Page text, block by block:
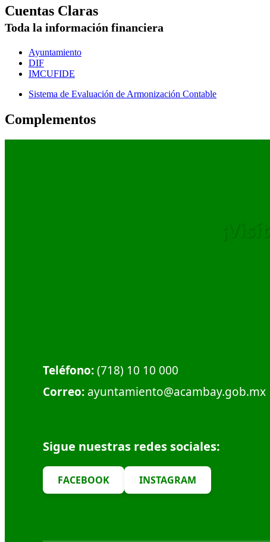
Cuentas Claras
Toda la información financiera
Ayuntamiento
DIF
IMCUFIDE
Sistema de Evaluación de Armonización Contable
Complementos
Teléfono:(718) 10 10 000
Correo: ayuntamiento@acambay.gob.mx
Sigue nuestras redes sociales:
FACEBOOK INSTAGRAM